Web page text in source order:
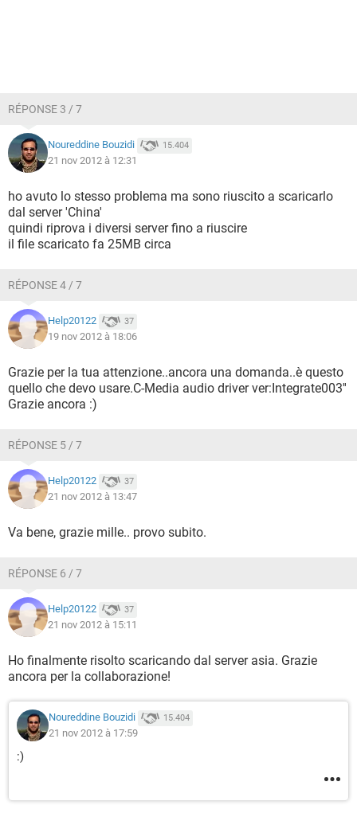
RÉPONSE 3 / 7
Noureddine Bouzidi 15.404
21 nov 2012 à 12:31
ho avuto lo stesso problema ma sono riuscito a scaricarlo
dal server 'China'
quindi riprova i diversi server fino a riuscire
il file scaricato fa 25MB circa
RÉPONSE 4 / 7
Help20122 37
19 nov 2012 à 18:06
Grazie per la tua attenzione..ancora una domanda..è questo
quello che devo usare.C-Media audio driver ver:Integrate003''
Grazie ancora :)
RÉPONSE 5 / 7
Help20122 37
21 nov 2012 à 13:47
Va bene, grazie mille.. provo subito.
RÉPONSE 6 / 7
Help20122 37
21 nov 2012 à 15:11
Ho finalmente risolto scaricando dal server asia. Grazie
ancora per la collaborazione!
Noureddine Bouzidi 15.404
21 nov 2012 à 17:59
:)